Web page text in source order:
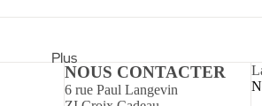
Plus
NOUS CONTACTER
6 rue Paul Langevin